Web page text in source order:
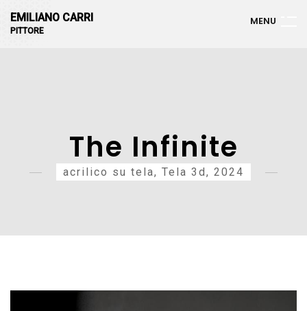
EMILIANO CARRI
PITTORE
MENU
The Infinite
acrilico su tela, Tela 3d, 2024